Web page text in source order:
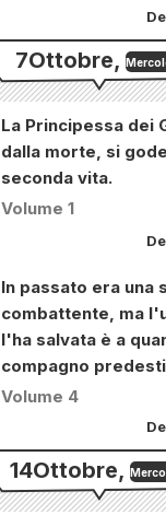
7Ottobre,
La Principessa dei
dalla morte, si
seconda vita.
Volume 1
In passato era una
combattente, ma
l'ha salvata è a
compagno
Volume 4
14Ottobre,